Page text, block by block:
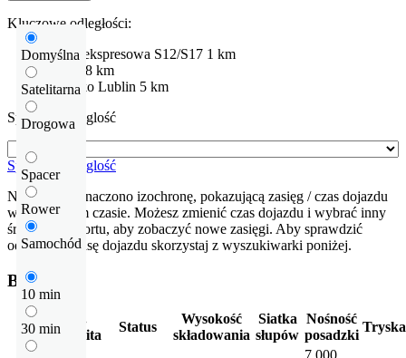
Domyślna
Satelitarna
Drogowa
Spacer
Rower
Samochód
10 min
30 min
Kluczowe odległości:
Droga ekspresowa S12/S17 1 km
8 km
Lotnisko Lublin 5 km
Sprawdź odleglość
Sprawdź odleglość
Na mapie zaznaczono izochronę, pokazującą zasięg / czas dojazdu
w określonym czasie. Możesz zmienić czas dojazdu i wybrać inny
środek transportu, aby zobaczyć nowe zasięgi. Aby sprawdzić
odłegłość i trasę dojazdu skorzystaj z wyszukiwarki poniżej.
Budynki
Pow.
całkowita
Status
Wysokość
składowania
Siatka
słupów
Nośność
posadzki
7 000